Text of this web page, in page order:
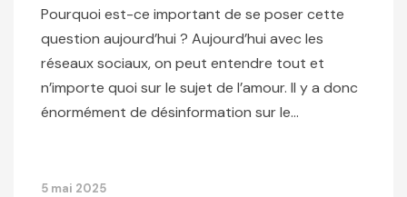
Pourquoi est-ce important de se poser cette
question aujourd’hui ? Aujourd’hui avec les
réseaux sociaux, on peut entendre tout et
n’importe quoi sur le sujet de l’amour. Il y a donc
énormément de désinformation sur le…
5 mai 2025